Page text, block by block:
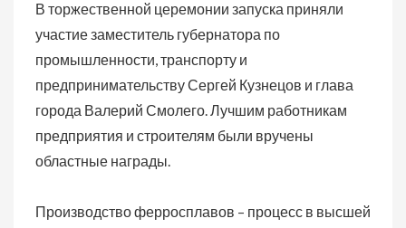
В торжественной церемонии запуска приняли
участие заместитель губернатора по
промышленности, транспорту и
предпринимательству Сергей Кузнецов и глава
города Валерий Смолего. Лучшим работникам
предприятия и строителям были вручены
областные награды.
Производство ферросплавов – процесс в высшей